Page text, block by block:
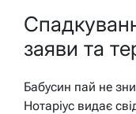
заяви та
Бабусин пай не
Нотаріус видає